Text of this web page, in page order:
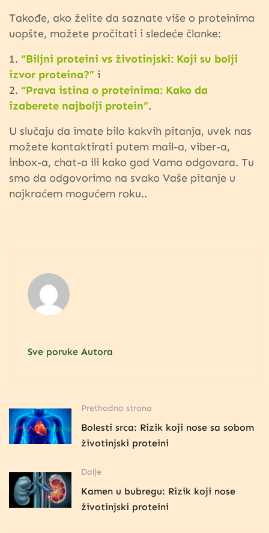
Takođe, ako želite da saznate više o proteinima
uopšte, možete pročitati i sledeće članke:
1. “Biljni proteini vs životinjski: Koji su bolji
izvor proteina?” i
2. “Prava istina o proteinima: Kako da
izaberete najbolji protein”.
U slučaju da imate bilo kakvih pitanja, uvek nas
možete kontaktirati putem mail-a, viber-a,
inbox-a, chat-a ili kako god Vama odgovara. Tu
smo da odgovorimo na svako Vaše pitanje u
najkraćem mogućem roku..
Sve poruke Autora
Prethodna strana
Bolesti srca: Rizik koji nose sa sobom
životinjski proteini
Dalje
Kamen u bubregu: Rizik koji nose
životinjski proteini